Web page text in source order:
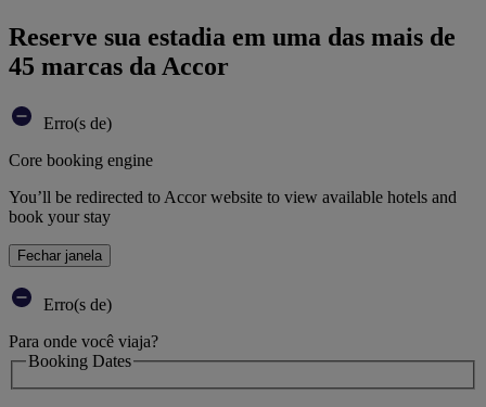
Reserve sua estadia em uma das mais de
45 marcas da Accor
Erro(s de)
Core booking engine
You’ll be redirected to Accor website to view available hotels and
book your stay
Fechar janela
Erro(s de)
Para onde você viaja?
Booking Dates